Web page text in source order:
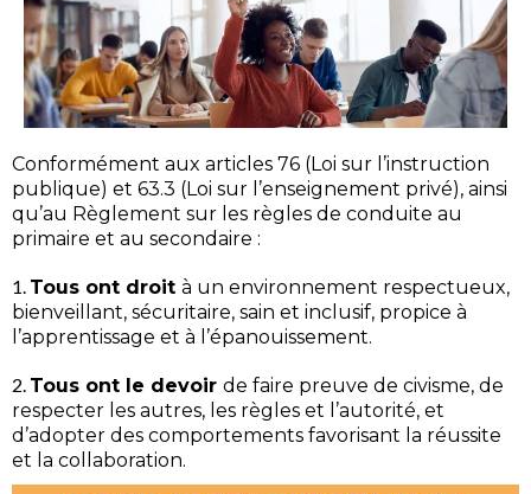
Conformément aux articles 76 (Loi sur l’instruction
publique) et 63.3 (Loi sur l’enseignement privé), ainsi
qu’au Règlement sur les règles de conduite au
primaire et au secondaire :
1. Tous ont droit à un environnement respectueux,
bienveillant, sécuritaire, sain et inclusif, propice à
l’apprentissage et à l’épanouissement.
2. Tous ont le devoir de faire preuve de civisme, de
respecter les autres, les règles et l’autorité, et
d’adopter des comportements favorisant la réussite
et la collaboration.